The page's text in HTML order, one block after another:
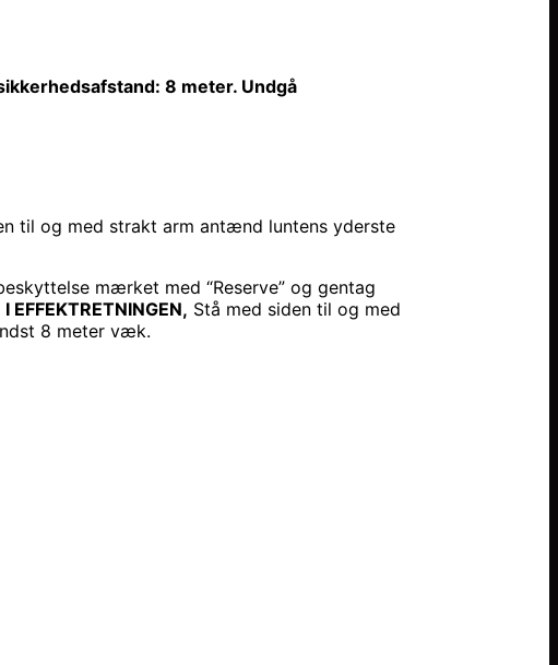
8 meter. Undgå
til og med strakt arm antænd luntens yderste
mærket med “Reserve” og gentag
EFFEKTRETNINGEN, Stå med siden til og med
8 meter væk.